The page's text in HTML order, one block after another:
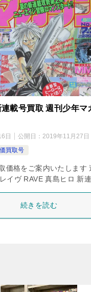
載号買取 週刊少年マ
日 公開日： 2019年11月27日
買取号
価格をご案内いたします
イヴ RAVE 真島ヒロ 新
続きを読む